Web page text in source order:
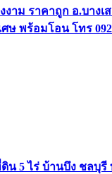
าม ราคาถูก อ.บางเ
ษ พร้อมโอน โทร
น 5 ไร่ บ้านบึง ชลบุรี